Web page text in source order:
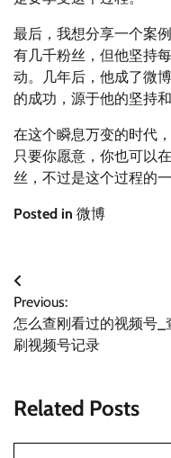
最后，我想分享一个案
有几千粉丝，但他坚持
动。几年后，他成了微
的成功，源于他的坚持和
在这个瞬息万变的时代
只要你愿意，你也可以
丝，不过是这个过程的一
Posted in 微博
文
章
导
Previous:
怎么查刚看过的视频号_
刷视频号记录
Related Posts